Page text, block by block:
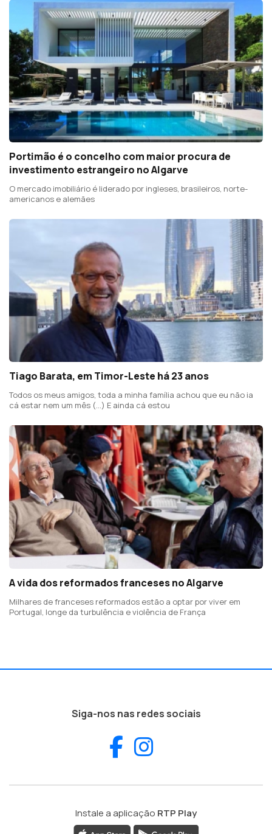
Portimão é o concelho com maior procura de
investimento estrangeiro no Algarve
O mercado imobiliário é liderado por ingleses, brasileiros, norte-
americanos e alemães
Tiago Barata, em Timor-Leste há 23 anos
Todos os meus amigos, toda a minha família achou que eu não ia
cá estar nem um mês (...) E ainda cá estou
A vida dos reformados franceses no Algarve
Milhares de franceses reformados estão a optar por viver em
Portugal, longe da turbulência e violência de França
Siga-nos nas redes sociais
Facebook
Instale a aplicação RTP Play